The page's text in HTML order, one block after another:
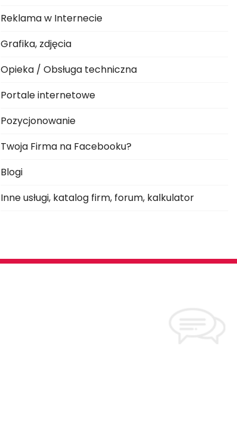
Reklama w Internecie
Grafika, zdjęcia
Opieka / Obsługa techniczna
Portale internetowe
Pozycjonowanie
Twoja Firma na Facebooku?
Blogi
Inne usługi, katalog firm, forum, kalkulator